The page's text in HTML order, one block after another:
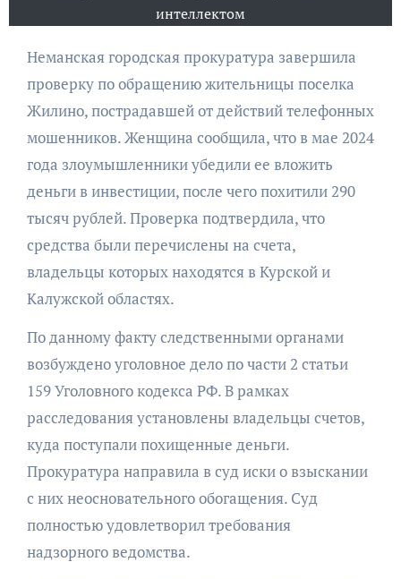
интеллектом
Неманская городская прокуратура завершила
проверку по обращению жительницы поселка
Жилино, пострадавшей от действий телефонных
мошенников. Женщина сообщила, что в мае 2024
года злоумышленники убедили ее вложить
деньги в инвестиции, после чего похитили 290
тысяч рублей. Проверка подтвердила, что
средства были перечислены на счета,
владельцы которых находятся в Курской и
Калужской областях.
По данному факту следственными органами
возбуждено уголовное дело по части 2 статьи
159 Уголовного кодекса РФ. В рамках
расследования установлены владельцы счетов,
куда поступали похищенные деньги.
Прокуратура направила в суд иски о взыскании
с них неосновательного обогащения. Суд
полностью удовлетворил требования
надзорного ведомства.